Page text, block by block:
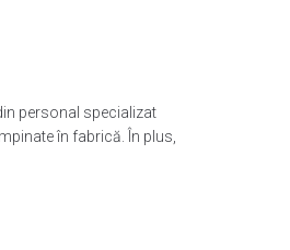
personal specializat
în fabrică. În plus,